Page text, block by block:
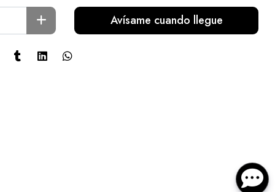
Avísame cuando llegue